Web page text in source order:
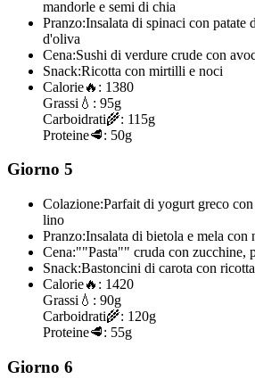
mandorle e semi di chia
Pranzo:Insalata di spinaci con patate
d'oliva
Cena:Sushi di verdure crude con
Snack:Ricotta con mirtilli e noci
Calorie🔥: 1380
Grassi 💧: 95g
Carboidrati🌾: 115g
Proteine🥩: 50g
Giorno 5
Colazione:Parfait di yogurt greco
lino
Pranzo:Insalata di bietola e mela
Cena:""Pasta"" cruda con zucchine,
Snack:Bastoncini di carota con ricotta
Calorie🔥: 1420
Grassi 💧: 90g
Carboidrati🌾: 120g
Proteine🥩: 55g
Giorno 6